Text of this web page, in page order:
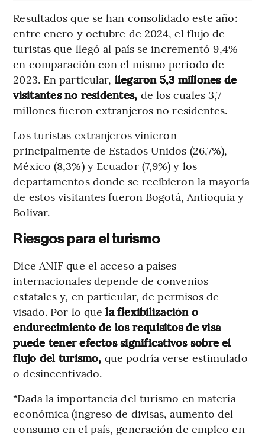
Resultados que se han consolidado este año:
entre enero y octubre de 2024, el flujo de
turistas que llegó al país se incrementó 9,4%
en comparación con el mismo periodo de
2023. En particular, llegaron 5,3 millones de
visitantes no residentes, de los cuales 3,7
millones fueron extranjeros no residentes.
Los turistas extranjeros vinieron
principalmente de Estados Unidos (26,7%),
México (8,3%) y Ecuador (7,9%) y los
departamentos donde se recibieron la mayoría
de estos visitantes fueron Bogotá, Antioquia y
Bolívar.
Riesgos para el turismo
Dice ANIF que el acceso a países
internacionales depende de convenios
estatales y, en particular, de permisos de
visado. Por lo quela flexibilización o
endurecimiento de los requisitos de visa
puede tener efectos significativos sobre el
flujo del turismo, que podría verse estimulado
o desincentivado.
“Dada la importancia del turismo en materia
económica (ingreso de divisas, aumento del
consumo en el país, generación de empleo en